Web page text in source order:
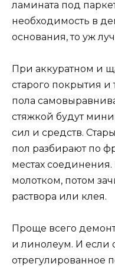
ламината под
необходимость в
основания, то уж
При аккуратном и
старого покрытия
пола
стяжкой будут
сил и средств.
пол разбирают по
местах
молотком, потом
раствора или клея.
Проще всего
и линолеум. И если
отрегулированное